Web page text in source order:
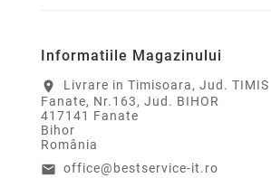
Informatiile Magazinului
location_on
Livrare in Timisoara, Jud. TIMIS
Fanate, Nr.163, Jud. BIHOR
417141 Fanate
Bihor
România
email office@bestservice-it.ro